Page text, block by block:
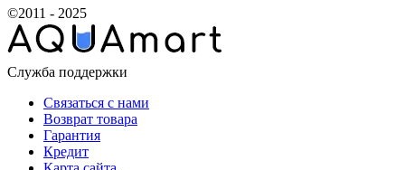
©2011 - 2025
Служба поддержки
Связаться с нами
Возврат товара
Гарантия
Кредит